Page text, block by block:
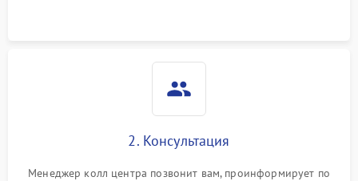
2. Консультация
Менеджер колл центра позвонит вам, проинформирует по